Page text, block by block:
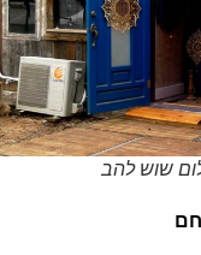
שוש להב